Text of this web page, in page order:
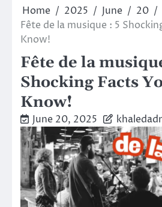
Home 2025 June
20
Fête de la musique : 5
Know!
Fête de la
Shocking Facts
Know!
June 20, 2025